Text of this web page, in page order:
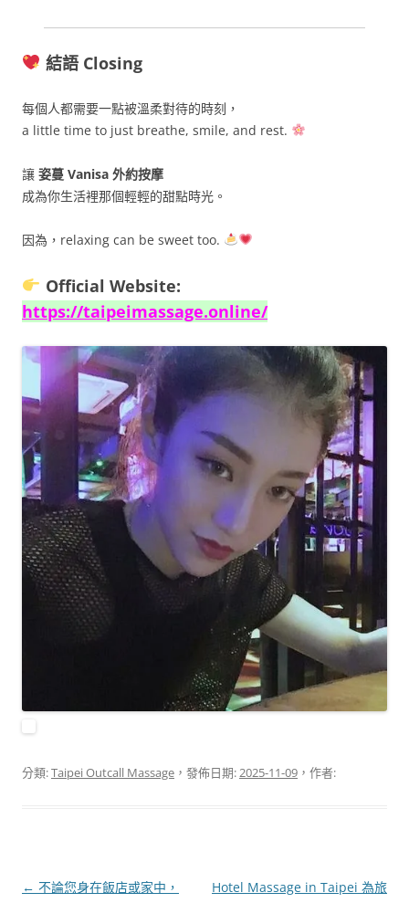
結語 Closing
每個人都需要一點被溫柔對待的時刻，
a little time to just breathe, smile, and rest.
讓 姿蔓 Vanisa 外約按摩
成為你生活裡那個輕輕的甜點時光。
因為，relaxing can be sweet too.
Official Website:
https://taipeimassage.online/
分類:Taipei Outcall Massage ，發佈日期:2025-11-09 ，作者:
文
← 不論您身在飯店或家中，
Hotel Massage in Taipei 為旅